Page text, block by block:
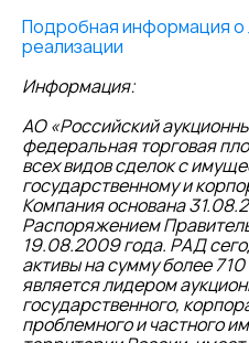
Подробная информация о
реализации
Информация:
АО «Российский
федеральная торговая
всех видов сделок с
государственному и
Компания основана
Распоряжением
19.08.2009 года. РАД
активы на сумму более
является лидером
государственного,
проблемного и частного